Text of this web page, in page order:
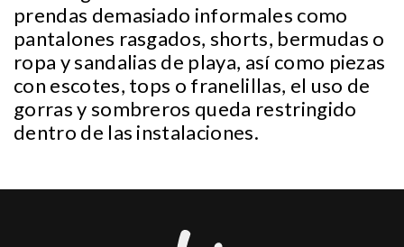
prendas demasiado informales como
pantalones rasgados, shorts, bermudas o
ropa y sandalias de playa, así como piezas
con escotes, tops o franelillas, el uso de
gorras y sombreros queda restringido
dentro de las instalaciones.